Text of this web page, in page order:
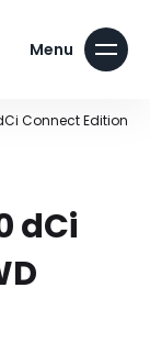
Connect Edition
dCi